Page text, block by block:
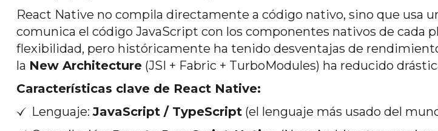
React Native no compila directamente a código nativo, sino que usa
comunica el código JavaScript con los componentes nativos de cada
flexibilidad, pero históricamente ha tenido desventajas de
la New Architecture (JSI + Fabric + TurboModules) ha reducido
Características clave de React Native:
Lenguaje:JavaScript / TypeScript (el lenguaje más usado del